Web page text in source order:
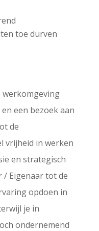
toe durven
werkomgeving
een bezoek aan
de
vrijheid in werken
en strategisch
/ Eigenaar tot de
opdoen in
je in
ondernemend